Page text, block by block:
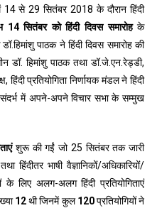
से 29 सितंबर 2018 के दौरान हिंदी
14सितंबर को हिंदी दिवस समारोहके
पाठक ने हिंदी दिवस समारोह की
डॉ. हिमांशु पाठक तथा डॉ.जे.एन.रेड्डी,
प्रतियोगिता निर्णायक मंडल ने हिंदी
में अपने-अपने विचार सभा के सम्मुख
शुरू की गईं जो 25 सितंबर तक जारी
हिंदीतर भाषी वैज्ञानिकों/अधिकारियों/
के लिए अलग-अलग हिंदी प्रतियोगिताएं
12थी जिनमें कुल120प्रतियोगियों ने